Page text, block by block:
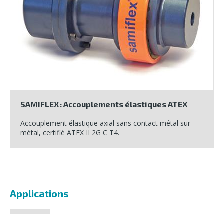
SAMIFLEX : Accouplements élastiques ATEX
Accouplement élastique axial sans contact métal sur
métal, certifié ATEX II 2G C T4.
Applications